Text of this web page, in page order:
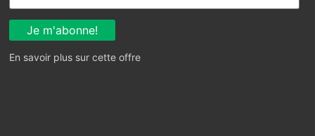
En savoir plus sur cette offre